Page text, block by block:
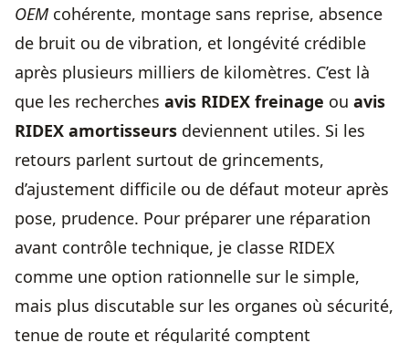
OEM cohérente, montage sans reprise, absence
de bruit ou de vibration, et longévité crédible
après plusieurs milliers de kilomètres. C’est là
que les recherches avis RIDEX freinage ou avis
RIDEX amortisseurs deviennent utiles. Si les
retours parlent surtout de grincements,
d’ajustement difficile ou de défaut moteur après
pose, prudence. Pour préparer une réparation
avant contrôle technique, je classe RIDEX
comme une option rationnelle sur le simple,
mais plus discutable sur les organes où sécurité,
tenue de route et régularité comptent